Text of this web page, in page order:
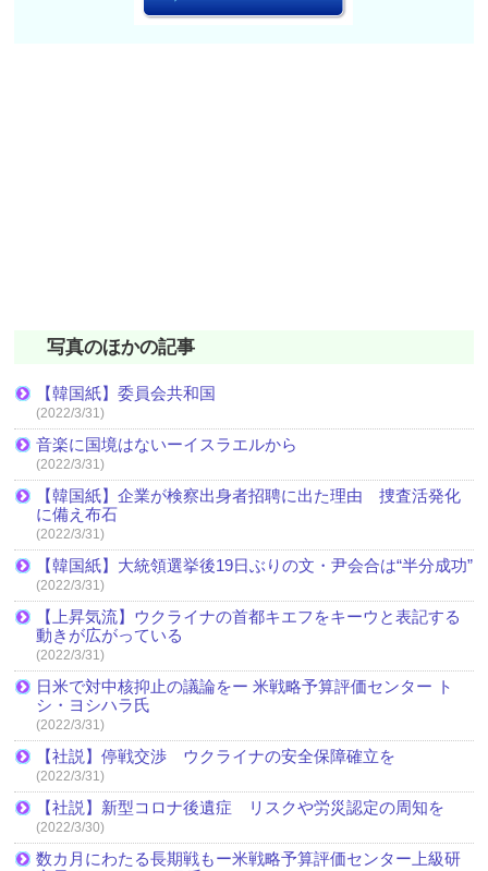
写真のほかの記事
【韓国紙】委員会共和国
(2022/3/31)
音楽に国境はないーイスラエルから
(2022/3/31)
【韓国紙】企業が検察出身者招聘に出た理由 捜査活発化
に備え布石
(2022/3/31)
【韓国紙】大統領選挙後19日ぶりの文・尹会合は“半分成功”
(2022/3/31)
【上昇気流】ウクライナの首都キエフをキーウと表記する
動きが広がっている
(2022/3/31)
日米で対中核抑止の議論をー 米戦略予算評価センター ト
シ・ヨシハラ氏
(2022/3/31)
【社説】停戦交渉 ウクライナの安全保障確立を
(2022/3/31)
【社説】新型コロナ後遺症 リスクや労災認定の周知を
(2022/3/30)
数カ月にわたる長期戦もー米戦略予算評価センター上級研